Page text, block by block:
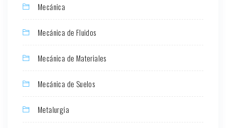
Mecánica
Mecánica de Fluidos
Mecánica de Materiales
Mecánica de Suelos
Metalurgia